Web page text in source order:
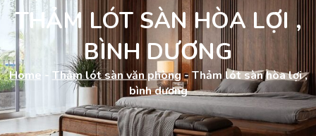
THẢM LÓT SÀN HÒA LỢI ,
BÌNH DƯƠNG
Home - Thảm lót sàn văn phòng-Thảm lót sàn hòa lợi ,
bình dương